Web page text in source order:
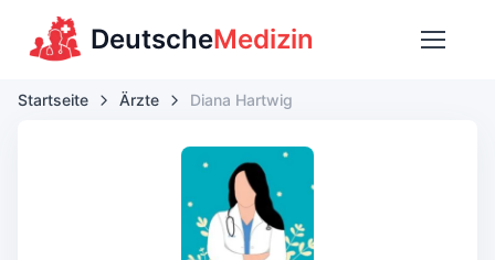
DeutscheMedizin
Startseite Ärzte Diana Hartwig